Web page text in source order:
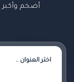
أضخم وأكبر